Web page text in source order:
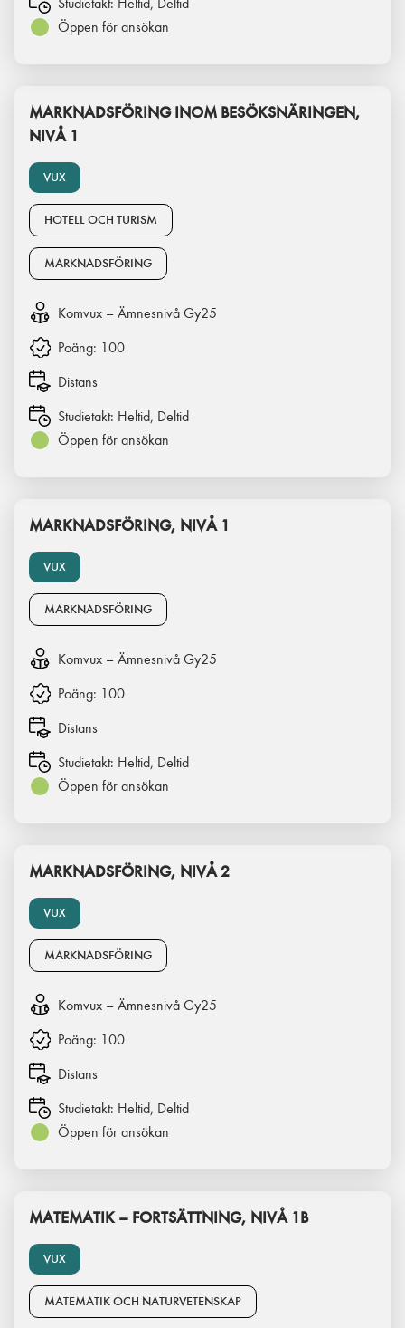
Öppen för ansökan
VUX
MARKNADSFÖRING INOM BESÖKSNÄRINGEN,
NIVÅ 1
HOTELL OCH TURISM
MARKNADSFÖRING
Komvux – Ämnesnivå Gy25
Poäng: 100
Distans
Studietakt: Heltid, Deltid
Öppen för ansökan
VUX
MARKNADSFÖRING, NIVÅ 1
MARKNADSFÖRING
Komvux – Ämnesnivå Gy25
Poäng: 100
Distans
Studietakt: Heltid, Deltid
Öppen för ansökan
VUX
MARKNADSFÖRING, NIVÅ 2
MARKNADSFÖRING
Komvux – Ämnesnivå Gy25
Poäng: 100
Distans
Studietakt: Heltid, Deltid
Öppen för ansökan
VUX
MATEMATIK – FORTSÄTTNING, NIVÅ 1B
MATEMATIK OCH NATURVETENSKAP